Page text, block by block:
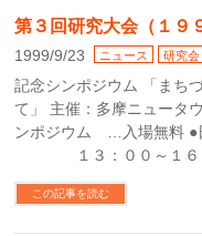
第３回研究大会（１９
1999/9/23 ニュース 研究会
記念シンポジウム 「まち
て」 主催：多摩ニュ
ンポジウム …入場無料 ●
１３：００～１
この記事を読む